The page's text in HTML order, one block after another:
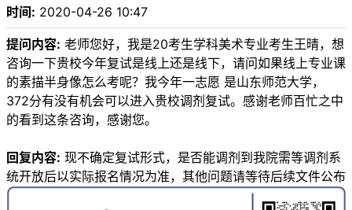
时间: 2020-04-26 10:47
提问内容: 老师您好，我是20考生学科美术专业考生王晴，想
咨询一下贵校今年复试是线上还是线下，请问如果线上专业课
的素描半身像怎么考呢？我今年一志愿 是山东师范大学，
372分有没有机会可以进入贵校调剂复试。感谢老师百忙之中
的看到这条咨询，感谢您。
回复内容: 现不确定复试形式，是否能调剂到我院需等调剂系
统开放后以实际报名情况为准，其他问题请等待后续文件公布